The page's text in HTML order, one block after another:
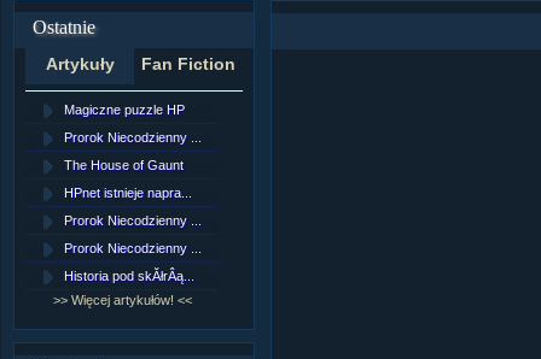
Ostatnie
Artykuły Fan Fiction
Magiczne puzzle HP
Prorok Niecodzienny ...
The House of Gaunt
HPnet istnieje napra...
Prorok Niecodzienny ...
Prorok Niecodzienny ...
Historia pod skĂłrÂą...
>> Więcej artykułów! <<